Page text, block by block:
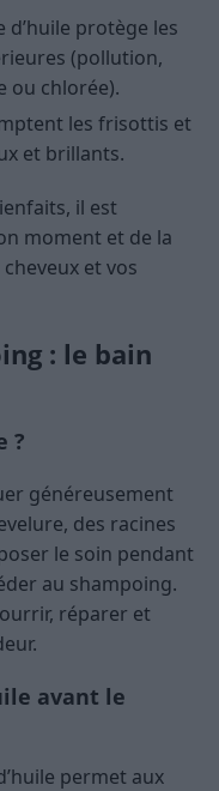
d’huile protège les
(pollution,
ou chlorée).
les frisottis et
et brillants.
il est
moment et de la
et vos
: le bain
?
généreusement
des racines
le soin pendant
au shampoing.
réparer et
avant le
permet aux